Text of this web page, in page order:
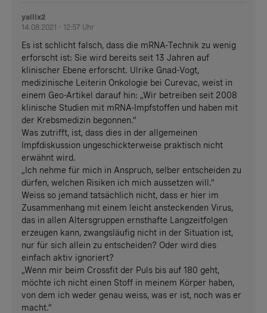
yallix2
14.08.2021 - 12:57 Uhr
Es ist schlicht falsch, dass die mRNA-Technik zu wenig
erforscht ist: Sie wird bereits seit 13 Jahren auf
klinischer Ebene erforscht. Ulrike Gnad-Vogt,
medizinische Leiterin Onkologie bei Curevac, weist in
einem Geo-Artikel darauf hin: „Wir betreiben seit 2008
klinische Studien mit mRNA-Impfstoffen und haben mit
der Krebsmedizin begonnen.“
Was zutrifft, ist, dass dies in der allgemeinen
Impfdiskussion ungeschickterweise praktisch nicht
erwähnt wird.
„Ich nehme für mich in Anspruch, selber entscheiden zu
dürfen, welchen Risiken ich mich aussetzen will.“
Weiss so jemand tatsächlich nicht, dass er hier im
Zusammenhang mit einem leicht ansteckenden Virus,
das in allen Altersgruppen ernsthafte Langzeitfolgen
erzeugen kann, zwangsläufig nicht in der Situation ist,
nur für sich allein zu entscheiden? Oder wird dies
einfach aktiv ignoriert?
„Wenn mir beim Crossfit der Puls bis auf 180 geht,
möchte ich nicht einen Stoff in meinem Körper haben,
von dem ich weder genau weiss, was er ist, noch was er
macht.“